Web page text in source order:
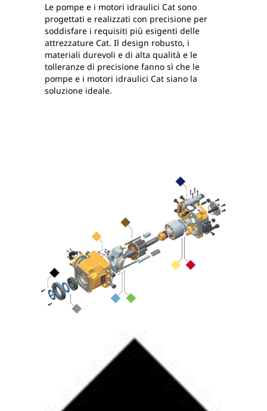
Le pompe e i motori idraulici Cat sono
progettati e realizzati con precisione per
soddisfare i requisiti più esigenti delle
attrezzature Cat. Il design robusto, i
materiali durevoli e di alta qualità e le
tolleranze di precisione fanno sì che le
pompe e i motori idraulici Cat siano la
soluzione ideale.